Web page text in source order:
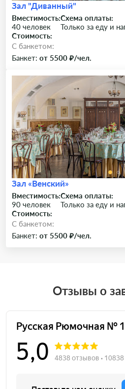
Зал "Диванный"
Вместимость:
40 человек
Схема оплаты:
Только за еду и
Стоимость:
C банкетом:
Банкет: от 5500 ₽/чел.
Зал «Венский»
Вместимость:
90 человек
Схема оплаты:
Только за еду и
Стоимость:
C банкетом:
Банкет: от 5500 ₽/чел.
Отзывы о